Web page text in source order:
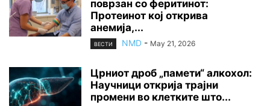
поврзан со феритинот:
Протеинот кој открива
анемија,...
ВЕСТИ NMD - May 21, 2026
Црниот дроб „памети“ алкохол:
Научници открија трајни
промени во клетките што...